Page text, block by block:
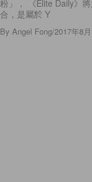
粉」， 《Elite Daily》
合，是屬於 Y
By Angel Fong/2017年8